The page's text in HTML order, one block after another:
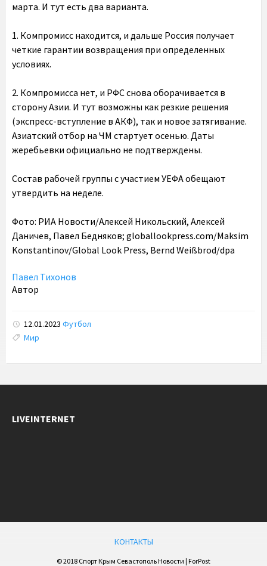
марта. И тут есть два варианта.
1. Компромисс находится, и дальше Россия получает
четкие гарантии возвращения при определенных
условиях.
2. Компромисса нет, и РФС снова оборачивается в
сторону Азии. И тут возможны как резкие решения
(экспресс-вступление в АКФ), так и новое затягивание.
Азиатский отбор на ЧМ стартует осенью. Даты
жеребьевки официально не подтверждены.
Состав рабочей группы с участием УЕФА обещают
утвердить на неделе.
Фото: РИА Новости/Алексей Никольский, Алексей
Даничев, Павел Бедняков; globallookpress.com/Maksim
Konstantinov/Global Look Press, Bernd Weißbrod/dpa
Павел Тихонов
Автор
12.01.2023 Футбол
Tags:
Мир
LIVEINTERNET
КОНТАКТЫ
© 2018 Спорт Крым Севастополь Новости | ForPost